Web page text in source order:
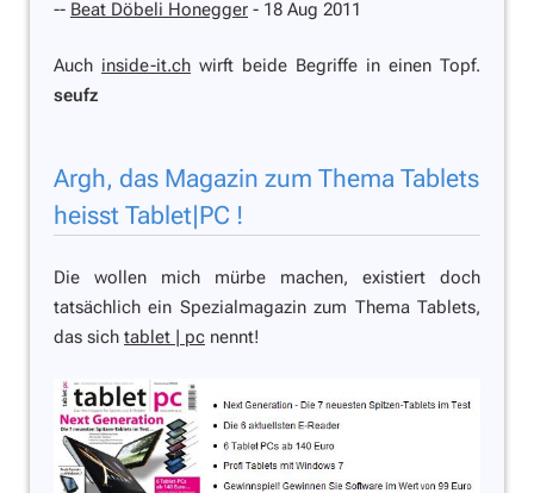
-- Beat Döbeli Honegger - 18 Aug 2011
Auch inside-it.ch wirft beide Begriffe in einen Topf.
seufz
Argh, das Magazin zum Thema Tablets
heisst Tablet|PC !
Die wollen mich mürbe machen, existiert doch
tatsächlich ein Spezialmagazin zum Thema Tablets,
das sich tablet | pc nennt!